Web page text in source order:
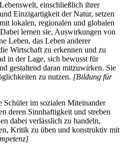
einschließlich ihrer
Einzigartigkeit der Natur, setzen
lokalen, regionalen und globalen
lernen sie, Auswirkungen von
Leben, das Leben anderer
Wirtschaft zu erkennen und zu
in der Lage, sich bewusst für
gestaltend daran mitzuwirken. Sie
zu nutzen. [Bildung für
Schüler im sozialen Miteinander
deren Sinnhaftigkeit und streben
dabei verlässlich zu handeln,
Kritik zu üben und konstruktiv mit